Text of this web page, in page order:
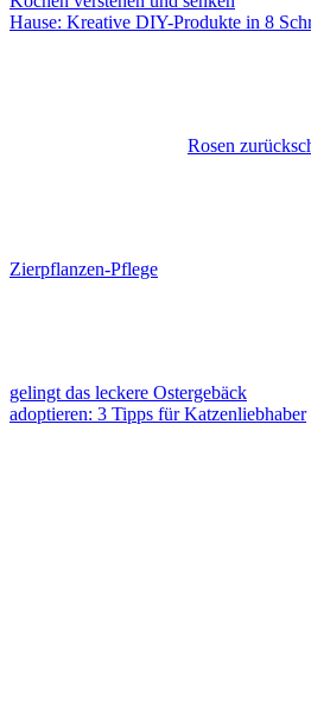
Hause: Kreative DIY-Produkte in 8
Rosen
Zierpflanzen-Pflege
gelingt das leckere Ostergebäck
adoptieren: 3 Tipps für Katzenliebhaber